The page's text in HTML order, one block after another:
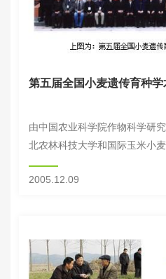
第五届全国小麦遗传育种
由中国农业科学院作物科学研
北农林科技大学和国际玉米小
全国小麦遗传育种学术研讨会
开。来自全国21个省（市）、自
2005.12.09